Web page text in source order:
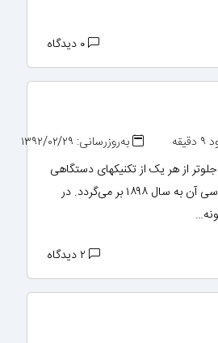
به‌روزرسانی: ۱۳۹۲/۰۲/۲۹
از هر یک از تکنیکهای دستگاهی
دیگر ، بنا نهاده شده است. تاریخ پایه گذاری اصول اساسی آن به سال ۱۸۹۸ بر می‌گردد. در